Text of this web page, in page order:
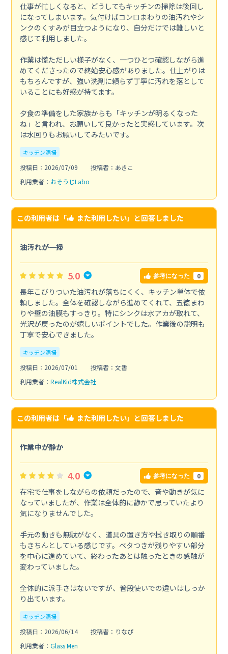
仕事が忙しくなると、どうしてもキッチンの掃除は後回し
になってしまいます。気付けばコンロまわりの油汚れやシ
ンクのくすみが目立つようになり、自分だけでは難しいと
感じて利用しました。
作業は慌ただしい様子がなく、一つひとつ確認しながら進
めてくださったので終始安心感がありました。仕上がりは
もちろんですが、強い洗剤に頼らず丁寧に汚れを落として
いることにも好感が持てます。
夕食の準備をした家族からも「キッチンが明るくなった
ね」と言われ、お願いして良かったと実感しています。次
は水回りもお願いしてみたいです。
キッチン清掃
投稿日：2026/07/09
投稿者：あきこ
利用業者： おそうじLabo
この利用者は「 また利用したい」と回答しました
油汚れが一掃
5.0 参考になった 0
長年こびりついた油汚れが落ちにくく、キッチン単体で依
頼しました。全体を確認しながら進めてくれて、五徳まわ
りや壁の油膜もすっきり。特にシンクは水アカが取れて、
光沢が戻ったのが嬉しいポイントでした。作業後の説明も
丁寧で安心できました。
キッチン清掃
投稿日：2026/07/01
投稿者：文香
利用業者： RealKid株式会社
この利用者は「 また利用したい」と回答しました
作業中が静か
4.0 参考になった 0
在宅で仕事をしながらの依頼だったので、音や動きが気に
なっていましたが、作業は全体的に静かで思っていたより
気になりませんでした。
手元の動きも無駄がなく、道具の置き方や拭き取りの順番
もきちんとしている感じです。ベタつきが残りやすい部分
を中心に進めていて、終わったあとは触ったときの感触が
変わっていました。
全体的に派手さはないですが、普段使いでの違いはしっか
り出ています。
キッチン清掃
投稿日：2026/06/14
投稿者：りなぴ
利用業者： Glass Men